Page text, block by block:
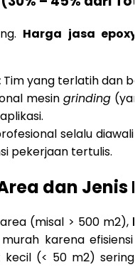
Harga jasa
Tim yang terlatih dan
mesin grinding
selalu diawali
pekerjaan tertulis.
dan Jenis
(misal > 500 m2),
karena efisiensi
(< 50 m2)